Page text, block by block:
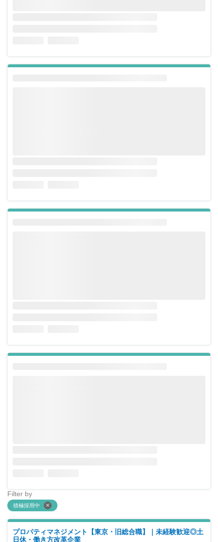
Filter by
積極採用中
プロパティマネジメント【東京・旧総合職】｜未経験歓迎◎土
日休・働き方改革企業